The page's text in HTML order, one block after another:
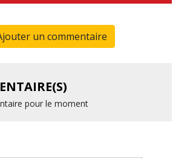
un commentaire
pour le moment